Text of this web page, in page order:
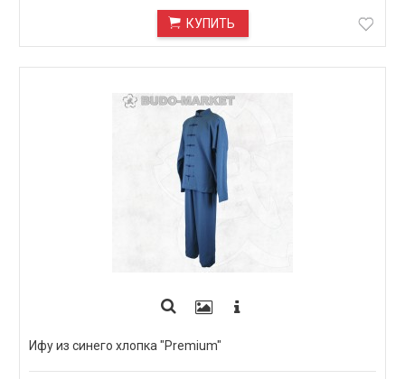
КУПИТЬ
Ифу из синего хлопка "Premium"